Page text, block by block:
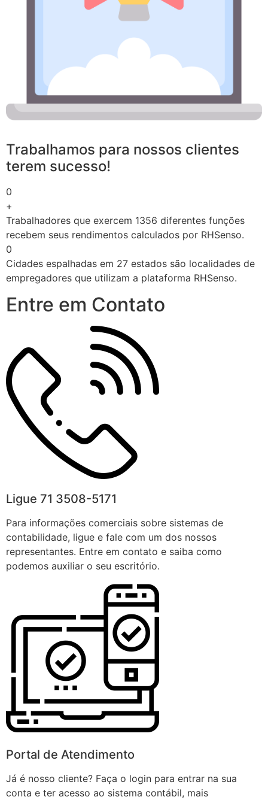
Trabalhamos para nossos clientes
terem sucesso!
0
+
Trabalhadores que exercem 1356 diferentes funções
recebem seus rendimentos calculados por RHSenso.
0
Cidades espalhadas em 27 estados são localidades de
empregadores que utilizam a plataforma RHSenso.
Entre em Contato
Ligue 71 3508-5171
Para informações comerciais sobre sistemas de
contabilidade, ligue e fale com um dos nossos
representantes. Entre em contato e saiba como
podemos auxiliar o seu escritório.
Portal de Atendimento
Já é nosso cliente? Faça o login para entrar na sua
conta e ter acesso ao sistema contábil, mais